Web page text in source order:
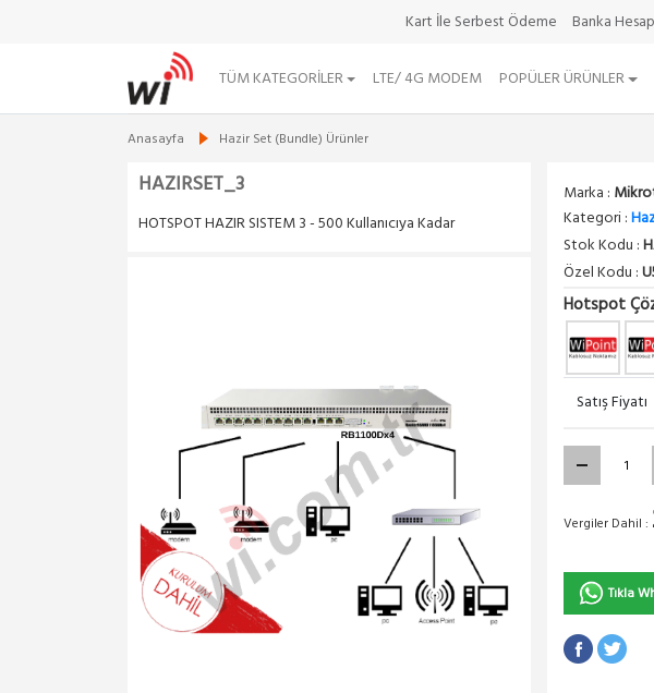
Kart İle Serbest Ödeme Banka
TÜM KATEGORILER LTE/ 4G MODEM POPÜLER ÜRÜNLER
Anasayfa Hazir Set (Bundle) Ürünler
HAZIRSET_3
HOTSPOT HAZIR SISTEM 3 - 500 Kullanıcıya Kadar
Marka :
Kategori :
Stok Kodu :
Özel Kodu :
Hotspot
Satış Fiyatı
Vergiler Dahil :
Tıkla